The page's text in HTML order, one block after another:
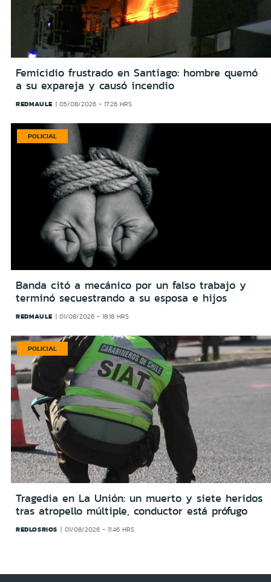
Femicidio frustrado en Santiago: hombre quemó
a su expareja y causó incendio
REDMAULE 05/08/2026 - 17:26 HRS
POLICIAL
Banda citó a mecánico por un falso trabajo y
terminó secuestrando a su esposa e hijos
REDMAULE 01/08/2026 - 18:18 HRS
POLICIAL
Tragedia en La Unión: un muerto y siete heridos
tras atropello múltiple, conductor está prófugo
REDLOSRIOS 01/08/2026 - 11:46 HRS